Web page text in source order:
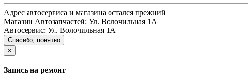
Адрес автосервиса и магазина остался прежний
Магазин Автозапчастей: Ул. Волочильная 1А
Автосервис: Ул. Волочильная 1А
Спасибо, понятно
×
Запись на ремонт